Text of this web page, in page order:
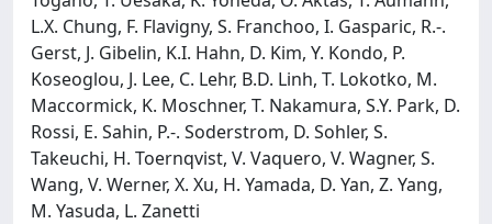
L.X. Chung, F. Flavigny, S. Franchoo, I. Gasparic, R.-.
Gerst, J. Gibelin, K.I. Hahn, D. Kim, Y. Kondo, P.
Koseoglou, J. Lee, C. Lehr, B.D. Linh, T. Lokotko, M.
Maccormick, K. Moschner, T. Nakamura, S.Y. Park, D.
Rossi, E. Sahin, P.-. Soderstrom, D. Sohler, S.
Takeuchi, H. Toernqvist, V. Vaquero, V. Wagner, S.
Wang, V. Werner, X. Xu, H. Yamada, D. Yan, Z. Yang,
M. Yasuda, L. Zanetti